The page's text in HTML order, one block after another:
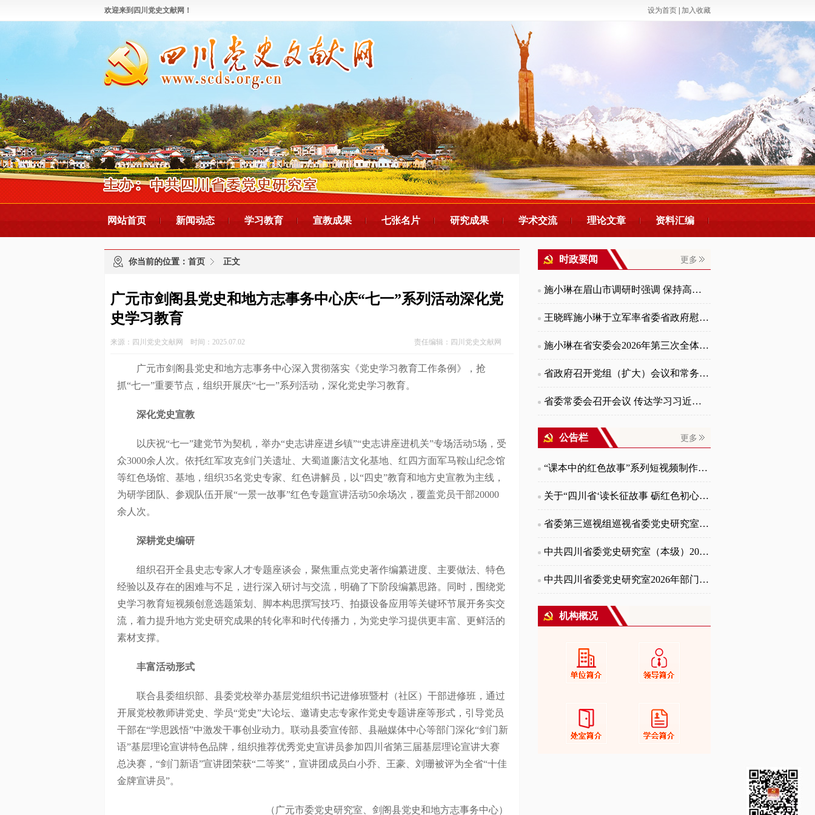
欢迎来到四川党史文献网！ 设为首页 加入收藏
网站首页 新闻动态 学习教育 宣教成果 七张名片 研究成果 学术交流 理论文章 资料汇编
你当前的位置： 首页 正文
广元市剑阁县党史和地方志事务中心庆“七一”系列活动深化党
史学习教育
来源：四川党史文献网 时间：2025.07.02 责任编辑：四川党史文献网
广元市剑阁县党史和地方志事务中心深入贯彻落实《党史学习教育工作条例》，抢
抓“七一”重要节点，组织开展庆“七一”系列活动，深化党史学习教育。
深化党史宣教
以庆祝“七一”建党节为契机，举办“史志讲座进乡镇”“史志讲座进机关”专场活动5场，受
众3000余人次。依托红军攻克剑门关遗址、大蜀道廉洁文化基地、红四方面军马鞍山纪念馆
等红色场馆、基地，组织35名党史专家、红色讲解员，以“四史”教育和地方史宣教为主线，
为研学团队、参观队伍开展“一景一故事”红色专题宣讲活动50余场次，覆盖党员干部20000
余人次。
深耕党史编研
组织召开全县史志专家人才专题座谈会，聚焦重点党史著作编纂进度、主要做法、特色
经验以及存在的困难与不足，进行深入研讨与交流，明确了下阶段编纂思路。同时，围绕党
史学习教育短视频创意选题策划、脚本构思撰写技巧、拍摄设备应用等关键环节展开务实交
流，着力提升地方党史研究成果的转化率和时代传播力，为党史学习提供更丰富、更鲜活的
素材支撑。
丰富活动形式
联合县委组织部、县委党校举办基层党组织书记进修班暨村（社区）干部进修班，通过
开展党校教师讲党史、学员“党史”大论坛、邀请史志专家作党史专题讲座等形式，引导党员
干部在“学思践悟”中激发干事创业动力。联动县委宣传部、县融媒体中心等部门深化“剑门新
语”基层理论宣讲特色品牌，组织推荐优秀党史宣讲员参加四川省第三届基层理论宣讲大赛
总决赛，“剑门新语”宣讲团荣获“二等奖”，宣讲团成员白小乔、王豪、刘珊被评为全省“十佳
金牌宣讲员”。
（广元市委党史研究室、剑阁县党史和地方志事务中心）